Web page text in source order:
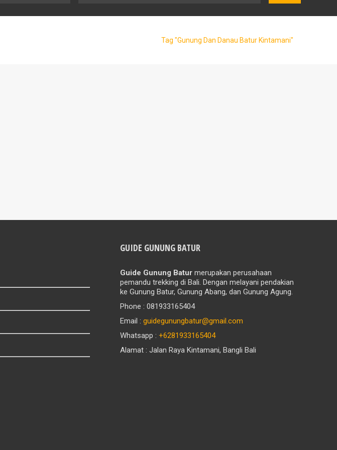
Tag "Gunung Dan Danau Batur Kintamani"
GUIDE GUNUNG BATUR
Guide Gunung Baturmerupakan perusahaan
pemandu trekking di Bali. Dengan melayani pendakian
ke Gunung Batur, Gunung Abang, dan Gunung Agung.
Phone : 081933165404
Email : guidegunungbatur@gmail.com
Whatsapp : +6281933165404
Alamat : Jalan Raya Kintamani, Bangli Bali